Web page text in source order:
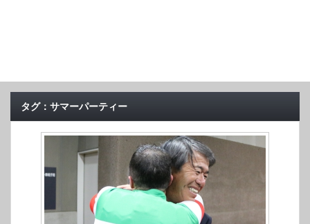
タグ：サマーパーティー